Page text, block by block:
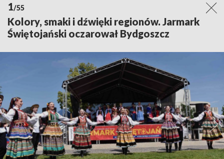
1/55
Kolory, smaki i dźwięki regionów. Jarmark
Świętojański oczarował Bydgoszcz